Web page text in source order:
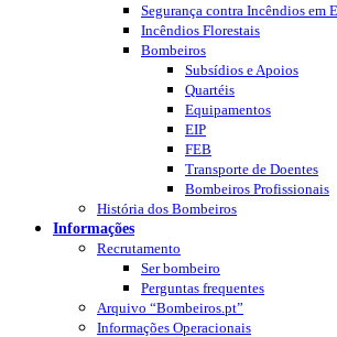
Segurança contra Incêndios em
Incêndios Florestais
Bombeiros
Subsídios e Apoios
Quartéis
Equipamentos
EIP
FEB
Transporte de Doentes
Bombeiros Profissionais
História dos Bombeiros
Informações
Recrutamento
Ser bombeiro
Perguntas frequentes
Arquivo “Bombeiros.pt”
Informações Operacionais